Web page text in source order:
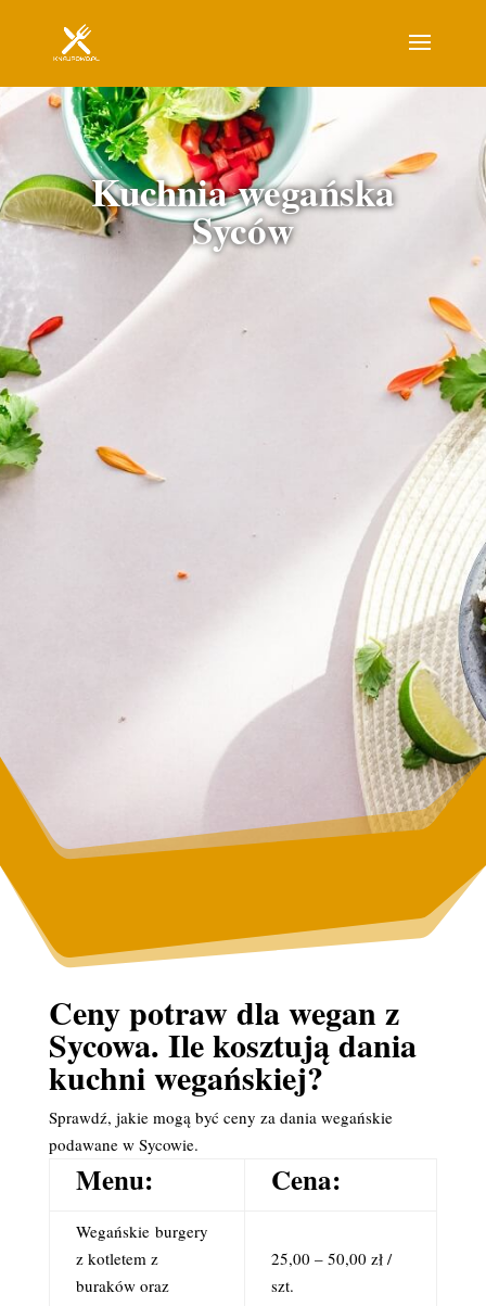
Kuchnia wegańska
Syców
Ceny potraw dla wegan z
Sycowa. Ile kosztują dania
kuchni wegańskiej?
Sprawdź, jakie mogą być ceny za dania wegańskie
podawane w Sycowie.
Menu: Cena:
Wegańskieburgery
z kotletem z
buraków oraz
25,00 – 50,00 zł /
szt.